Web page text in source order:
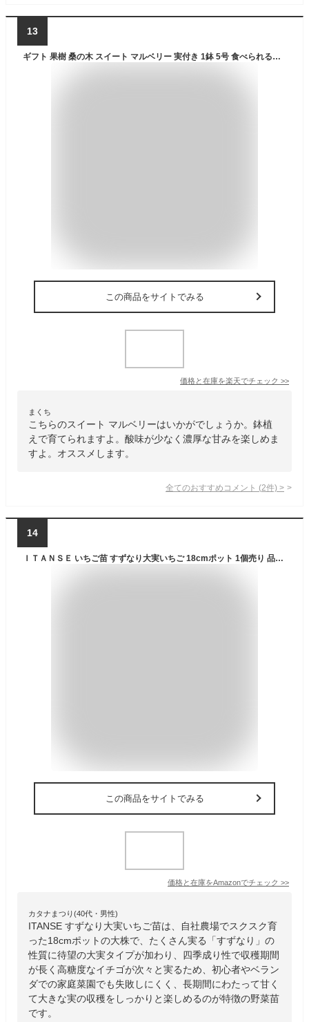
13
ギフト 果樹 桑の木 スイート マルベリー 実付き 1鉢 5号 食べられる植物 鉢植え【お届け中 送料無料】Moraceae Morus 収穫できる木 家庭菜園 初心者向け 長く楽しめる果物 庭木 クワの実 美容 健康 mom2026
この商品をサイトでみる
価格と在庫を楽天でチェック >>
まくち
こちらのスイート マルベリーはいかがでしょうか。鉢植
えで育てられますよ。酸味が少なく濃厚な甘みを楽しめま
すよ。オススメします。
全てのおすすめコメント (2件) >
14
ＩＴＡＮＳＥ いちご苗 すずなり大実いちご 18cmポット 1個売り 品種で選べる野菜苗 自社農場でスクスク育った大株です すずなりいちご に大実タイプ新登場 四季成り性で収穫期間が長く高糖度で 家庭菜園でもしっかりとれる
この商品をサイトでみる
価格と在庫をAmazonでチェック >>
カタナまつり(40代・男性)
ITANSE すずなり大実いちご苗は、自社農場でスクスク育
った18cmポットの大株で、たくさん実る「すずなり」の
性質に待望の大実タイプが加わり、四季成り性で収穫期間
が長く高糖度なイチゴが次々と実るため、初心者やベラン
ダでの家庭菜園でも失敗しにくく、長期間にわたって甘く
て大きな実の収穫をしっかりと楽しめるのが特徴の野菜苗
です。